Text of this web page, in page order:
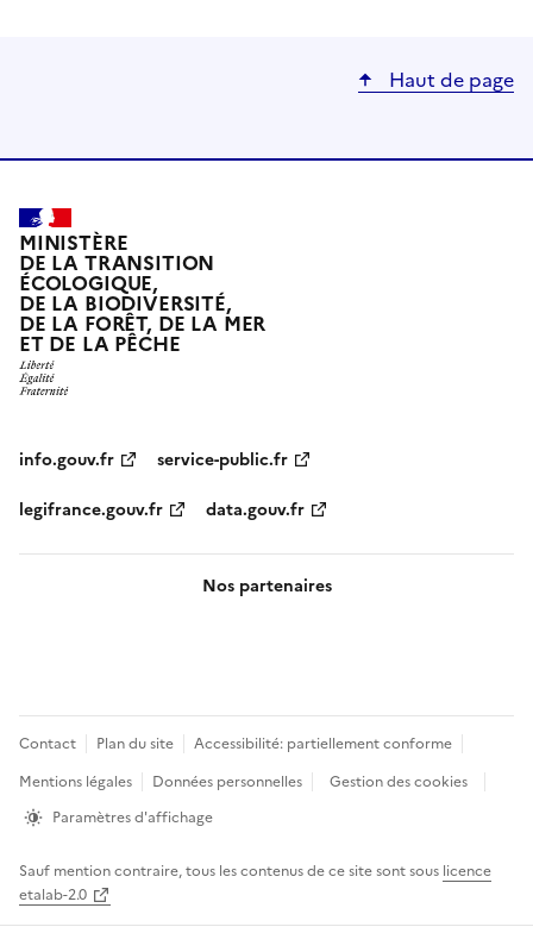
Haut de page
MINISTÈRE
DE LA TRANSITION
ÉCOLOGIQUE,
DE LA BIODIVERSITÉ,
DE LA FORÊT, DE LA MER
ET DE LA PÊCHE
info.gouv.fr
service-public.fr
legifrance.gouv.fr
data.gouv.fr
Nos partenaires
Pied
de
page
Contact Plan du site
Accessibilité: partiellement conforme
Mentions légales
Données personnelles
Gestion des cookies
Paramètres d'affichage
Sauf mention contraire, tous les contenus de ce site sont sous licence
etalab-2.0